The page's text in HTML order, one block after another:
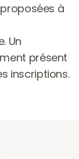
à
Un
présent
inscriptions.